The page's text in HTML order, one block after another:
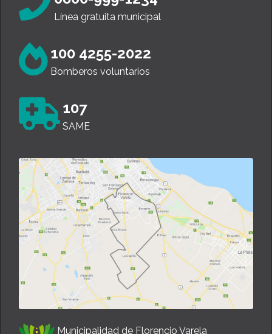
Línea gratuita municipal
100 4255-2022
Bomberos voluntarios
107
SAME
Municipalidad de Florencio Varela